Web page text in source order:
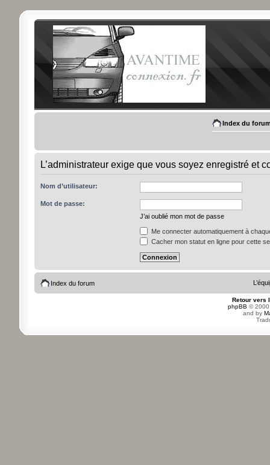
Index du
L’administrateur exige que vous soyez enregistré et
Nom d’utilisateur:
Mot de passe:
J’ai oublié mon mot de passe
Me connecter automatiquement à
Cacher mon statut en ligne pour cette
Index du forum
Retour vers
phpBB ©
and by